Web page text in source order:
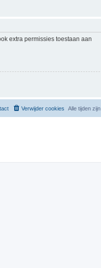
extra permissies toestaan aan
Alle tijden zijn
Verwijder cookies